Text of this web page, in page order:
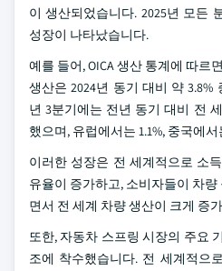
이 생산되었습니다. 2025년 모든
성장이 나타났습니다.
예를 들어, OICA 생산 통계에 따르
생산은 2024년 동기 대비 약 3.8%
년 3분기에는 전년 동기 대비 전
했으며, 유럽에서는 1.1%, 중국에
이러한 성장은 전 세계적으로 소
유율이 증가하고, 소비자들이 차
면서 전 세계 차량 생산이 크게 증
또한, 자동차 스프링 시장의 주요
조에 착수했습니다. 전 세계적으